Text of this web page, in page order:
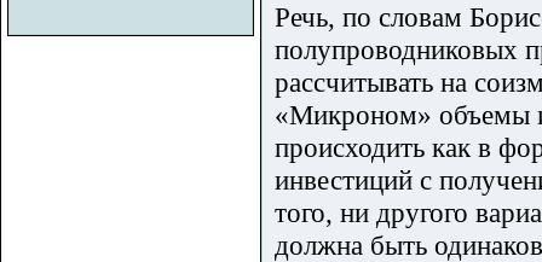
Речь, по словам
полупроводниковых
рассчитывать на
«Микроном» объемы
происходить как в
инвестиций с
того, ни другого
должна быть